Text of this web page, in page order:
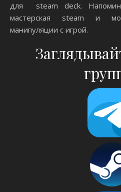
для steam deck.
мастерская steam и
манипуляции с игрой.